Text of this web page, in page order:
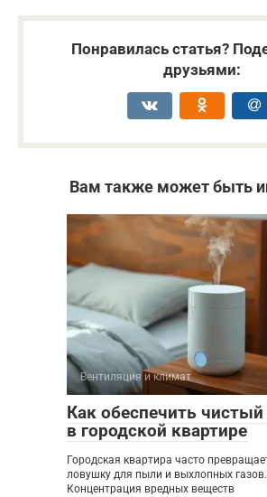
Понравилась статья?
друзьями:
Вам также может быть
Вентиляция и климат
Как обеспечить
в городской квартире
Городская квартира часто
ловушку для пыли и выхлопных газов.
Концентрация вредных веществ